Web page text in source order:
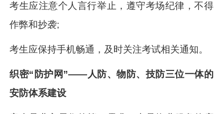
考生应注意个人言行举止，遵守考场纪律，不得
作弊和抄袭;
考生应保持手机畅通，及时关注考试相关通知。
织密“防护网”——人防、物防、技防三位一体的
安防体系建设